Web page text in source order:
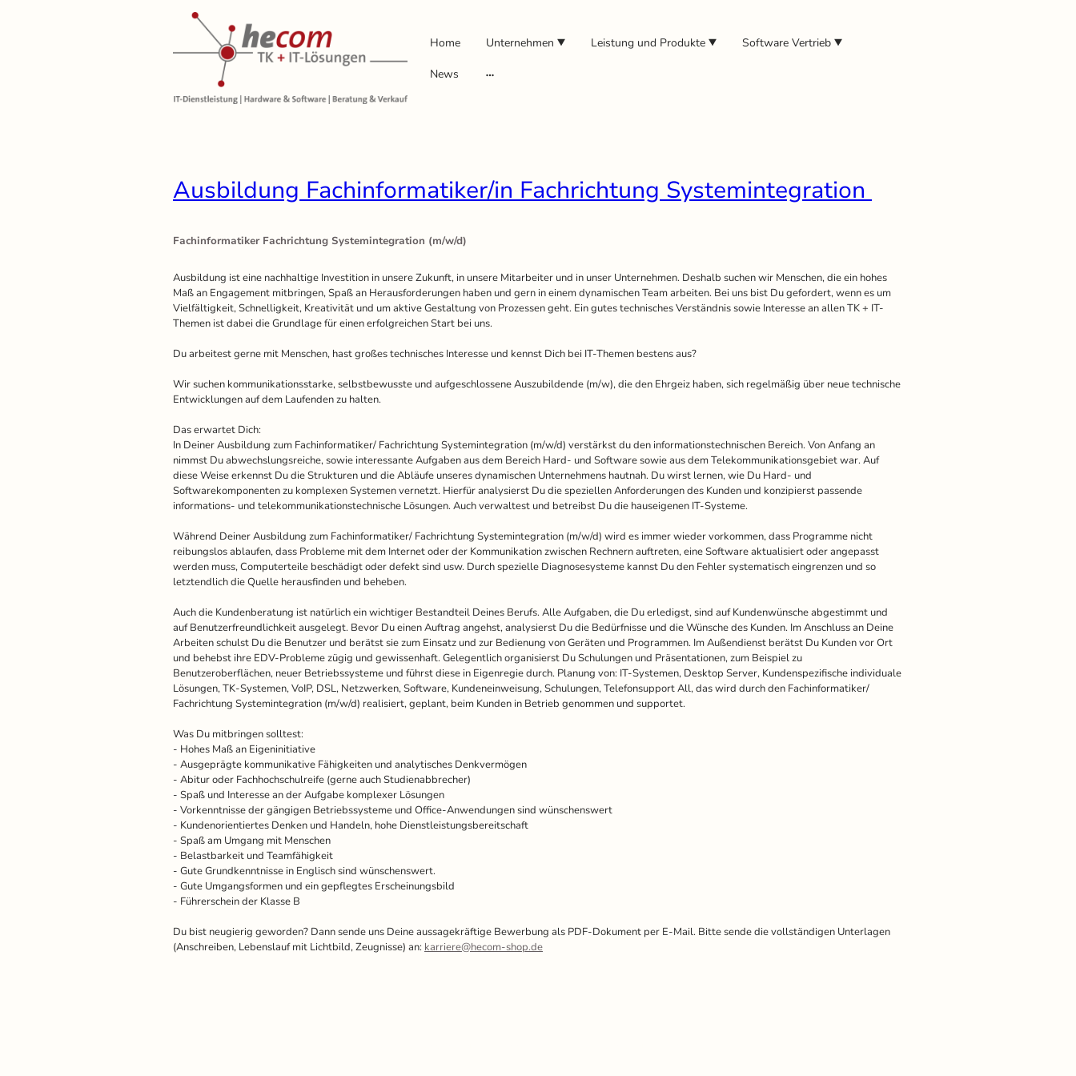
Home Unternehmen Leistung und Produkte Software Vertrieb
News
Ausbildung Fachinformatiker/in Fachrichtung Systemintegration
Fachinformatiker Fachrichtung Systemintegration (m/w/d)
Ausbildung ist eine nachhaltige Investition in unsere Zukunft, in unsere Mitarbeiter und in unser Unternehmen. Deshalb suchen wir Menschen, die ein hohes
Maß an Engagement mitbringen, Spaß an Herausforderungen haben und gern in einem dynamischen Team arbeiten. Bei uns bist Du gefordert, wenn es um
Vielfältigkeit, Schnelligkeit, Kreativität und um aktive Gestaltung von Prozessen geht. Ein gutes technisches Verständnis sowie Interesse an allen TK + IT-
Themen ist dabei die Grundlage für einen erfolgreichen Start bei uns.
Du arbeitest gerne mit Menschen, hast großes technisches Interesse und kennst Dich bei IT-Themen bestens aus?
Wir suchen kommunikationsstarke, selbstbewusste und aufgeschlossene Auszubildende (m/w), die den Ehrgeiz haben, sich regelmäßig über neue technische
Entwicklungen auf dem Laufenden zu halten.
Das erwartet Dich:
In Deiner Ausbildung zum Fachinformatiker/ Fachrichtung Systemintegration (m/w/d) verstärkst du den informationstechnischen Bereich. Von Anfang an
nimmst Du abwechslungsreiche, sowie interessante Aufgaben aus dem Bereich Hard- und Software sowie aus dem Telekommunikationsgebiet war. Auf
diese Weise erkennst Du die Strukturen und die Abläufe unseres dynamischen Unternehmens hautnah. Du wirst lernen, wie Du Hard- und
Softwarekomponenten zu komplexen Systemen vernetzt. Hierfür analysierst Du die speziellen Anforderungen des Kunden und konzipierst passende
informations- und telekommunikationstechnische Lösungen. Auch verwaltest und betreibst Du die hauseigenen IT-Systeme.
Während Deiner Ausbildung zum Fachinformatiker/ Fachrichtung Systemintegration (m/w/d) wird es immer wieder vorkommen, dass Programme nicht
reibungslos ablaufen, dass Probleme mit dem Internet oder der Kommunikation zwischen Rechnern auftreten, eine Software aktualisiert oder angepasst
werden muss, Computerteile beschädigt oder defekt sind usw. Durch spezielle Diagnosesysteme kannst Du den Fehler systematisch eingrenzen und so
letztendlich die Quelle herausfinden und beheben.
Auch die Kundenberatung ist natürlich ein wichtiger Bestandteil Deines Berufs. Alle Aufgaben, die Du erledigst, sind auf Kundenwünsche abgestimmt und
auf Benutzerfreundlichkeit ausgelegt. Bevor Du einen Auftrag angehst, analysierst Du die Bedürfnisse und die Wünsche des Kunden. Im Anschluss an Deine
Arbeiten schulst Du die Benutzer und berätst sie zum Einsatz und zur Bedienung von Geräten und Programmen. Im Außendienst berätst Du Kunden vor Ort
und behebst ihre EDV-Probleme zügig und gewissenhaft. Gelegentlich organisierst Du Schulungen und Präsentationen, zum Beispiel zu
Benutzeroberflächen, neuer Betriebssysteme und führst diese in Eigenregie durch. Planung von: IT-Systemen, Desktop Server, Kundenspezifische individuale
Lösungen, TK-Systemen, VoIP, DSL, Netzwerken, Software, Kundeneinweisung, Schulungen, Telefonsupport All, das wird durch den Fachinformatiker/
Fachrichtung Systemintegration (m/w/d) realisiert, geplant, beim Kunden in Betrieb genommen und supportet.
Was Du mitbringen solltest:
- Hohes Maß an Eigeninitiative
- Ausgeprägte kommunikative Fähigkeiten und analytisches Denkvermögen
- Abitur oder Fachhochschulreife (gerne auch Studienabbrecher)
- Spaß und Interesse an der Aufgabe komplexer Lösungen
- Vorkenntnisse der gängigen Betriebssysteme und Office-Anwendungen sind wünschenswert
- Kundenorientiertes Denken und Handeln, hohe Dienstleistungsbereitschaft
- Spaß am Umgang mit Menschen
- Belastbarkeit und Teamfähigkeit
- Gute Grundkenntnisse in Englisch sind wünschenswert.
- Gute Umgangsformen und ein gepflegtes Erscheinungsbild
- Führerschein der Klasse B
Du bist neugierig geworden? Dann sende uns Deine aussagekräftige Bewerbung als PDF-Dokument per E-Mail. Bitte sende die vollständigen Unterlagen
(Anschreiben, Lebenslauf mit Lichtbild, Zeugnisse) an: karriere@hecom-shop.de